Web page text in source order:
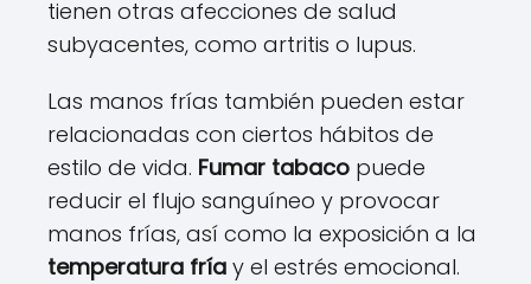
tienen otras afecciones de salud
subyacentes, como artritis o lupus.
Las manos frías también pueden estar
relacionadas con ciertos hábitos de
estilo de vida. Fumar tabaco puede
reducir el flujo sanguíneo y provocar
manos frías, así como la exposición a la
temperatura fría y el estrés emocional.